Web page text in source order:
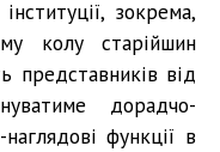
зокрема,
колу старійшин
представників від
дорадчо-
функції в